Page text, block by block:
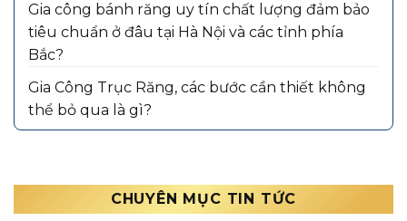
Gia công bánh răng uy tín chất lượng đảm bảo
tiêu chuẩn ở đâu tại Hà Nội và các tỉnh phía
Bắc?
Gia Công Trục Răng, các bước cần thiết không
thể bỏ qua là gì?
CHUYÊN MỤC TIN TỨC